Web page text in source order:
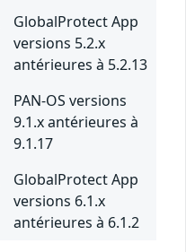
GlobalProtect App
versions 5.2.x
antérieures à 5.2.13
PAN-OS versions
9.1.x antérieures à
9.1.17
GlobalProtect App
versions 6.1.x
antérieures à 6.1.2